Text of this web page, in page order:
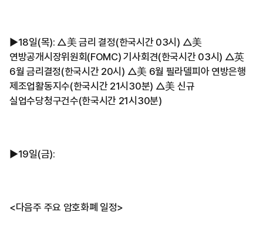
▶︎18일(목): △美 금리 결정(한국시간 03시) △美
연방공개시장위원회(FOMC) 기사회견(한국시간 03시) △英
6월 금리결정(한국시간 20시) △美 6월 필라델피아 연방은행
제조업활동지수(한국시간 21시30분) △美 신규
실업수당청구건수(한국시간 21시30분)
▶︎19일(금):
<다음주 주요 암호화폐 일정>